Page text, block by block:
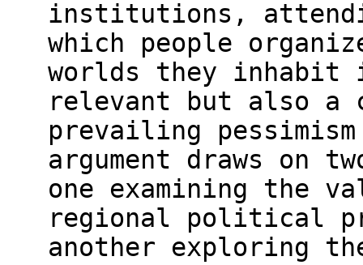
institutions,
which people
worlds they
relevant but also a
prevailing
argument draws on
one examining the
regional political
another exploring